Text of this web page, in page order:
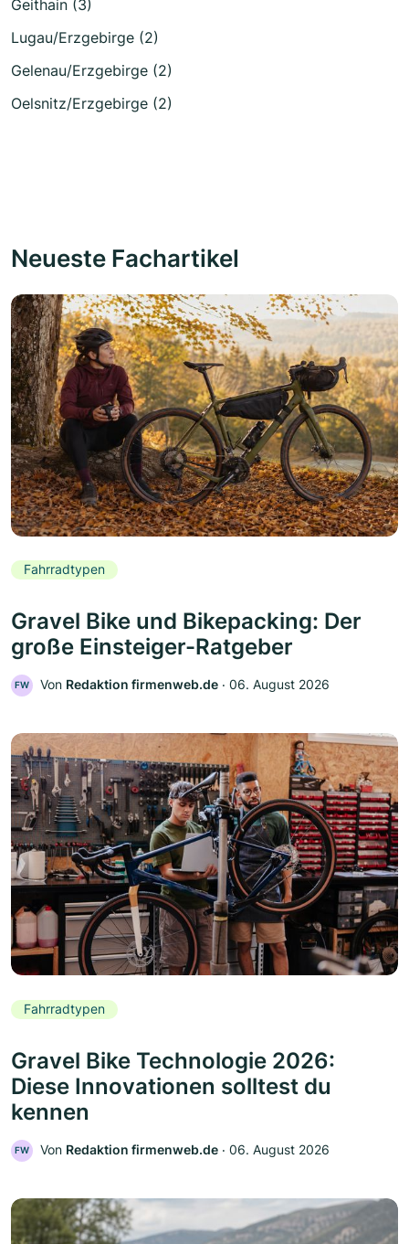
Geithain (3)
Lugau/Erzgebirge (2)
Gelenau/Erzgebirge (2)
Oelsnitz/Erzgebirge (2)
Neueste Fachartikel
Fahrradtypen
Gravel Bike und Bikepacking: Der
große Einsteiger-Ratgeber
FW Von Redaktion firmenweb.de ‧ 06. August 2026
Fahrradtypen
Gravel Bike Technologie 2026:
Diese Innovationen solltest du
kennen
FW Von Redaktion firmenweb.de ‧ 06. August 2026